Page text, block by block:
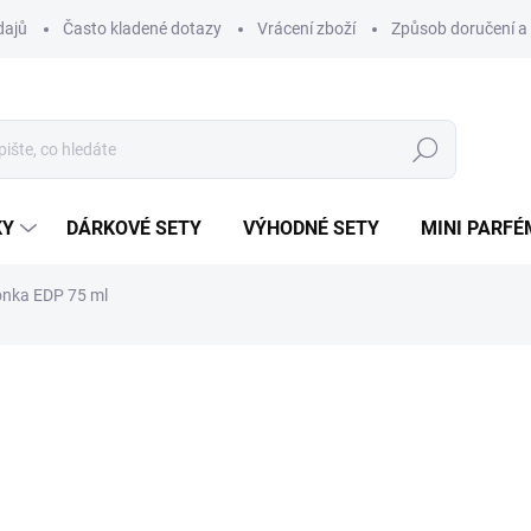
Často kladené dotazy Vrácení zboží Způsob doručení a
Hledat
DÁRKOVÉ SETY VÝHODNÉ SETY MINI
EDP 75 ml